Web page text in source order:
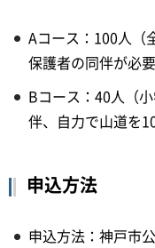
Aコース：100人
保護者の同伴が必要
Bコース：40人（
伴、自力で山道を
申込方法
申込方法：神戸市